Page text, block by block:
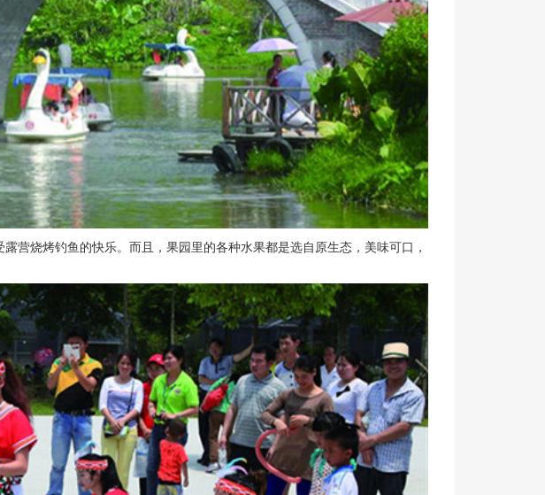
营烧烤钓鱼的快乐。而且，果园里的各种水果都是选自原生态，美味可口，